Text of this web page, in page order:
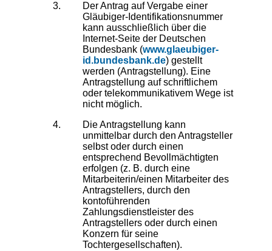
Der Antrag auf Vergabe einer
Gläubiger-Identifikationsnummer
kann ausschließlich über die
Internet-Seite der Deutschen
Bundesbank (www.glaeubiger-
id.bundesbank.de) gestellt
werden (Antragstellung). Eine
Antragstellung auf schriftlichem
oder telekommunikativem Wege ist
nicht möglich.
Die Antragstellung kann
unmittelbar durch den Antragsteller
selbst oder durch einen
entsprechend Bevollmächtigten
erfolgen (z. B. durch eine
Mitarbeiterin/einen Mitarbeiter des
Antragstellers, durch den
kontoführenden
Zahlungsdienstleister des
Antragstellers oder durch einen
Konzern für seine
Tochtergesellschaften).